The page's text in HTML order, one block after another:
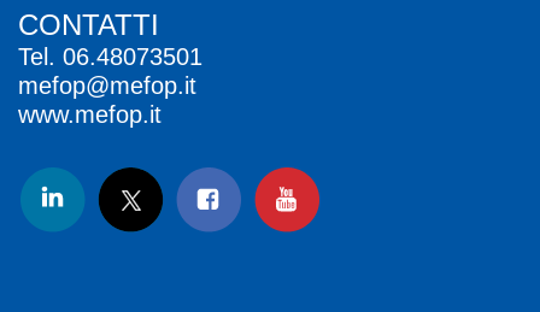
CONTATTI
Tel. 06.48073501
mefop@mefop.it
www.mefop.it